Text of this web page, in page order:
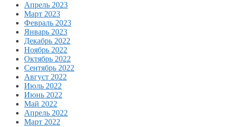
Апрель 2023
Март 2023
Февраль 2023
Январь 2023
Декабрь 2022
Ноябрь 2022
Октябрь 2022
Сентябрь 2022
Август 2022
Июль 2022
Июнь 2022
Май 2022
Апрель 2022
Март 2022